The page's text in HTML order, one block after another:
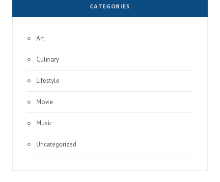
CATEGORIES
Art
Culinary
Lifestyle
Movie
Music
Uncategorized